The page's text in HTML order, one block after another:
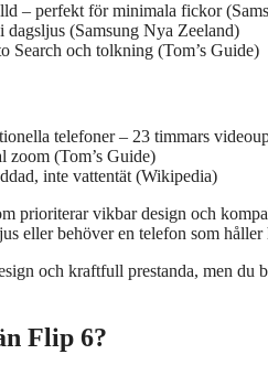
– perfekt för minimala fickor
dagsljus (Samsung Nya Zeeland)
Search och tolkning (Tom’s Guide)
telefoner – 23 timmars
zoom (Tom’s Guide)
inte vattentät (Wikipedia)
prioriterar vikbar design och
eller behöver en telefon som
och kraftfull prestanda, men du
Flip 6?